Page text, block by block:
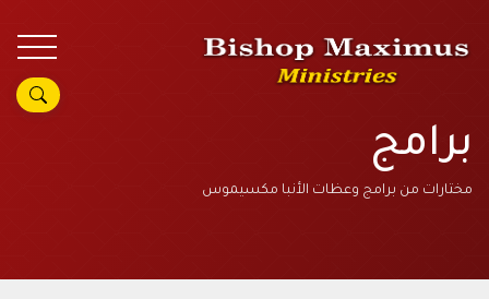
برامج
مختارات من برامج وعظات الأنبا مكسيموس